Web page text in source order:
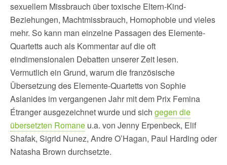
sexuellem Missbrauch über toxische Eltern-Kind-
Beziehungen, Machtmissbrauch, Homophobie und vieles
mehr. So kann man einzelne Passagen des Elemente-
Quartetts auch als Kommentar auf die oft
eindimensionalen Debatten unserer Zeit lesen.
Vermutlich ein Grund, warum die französische
Übersetzung des Elemente-Quartetts von Sophie
Aslanides im vergangenen Jahr mit dem Prix Femina
Étranger ausgezeichnet wurde und sich gegen die
übersetzten Romane u.a. von Jenny Erpenbeck, Elif
Shafak, Sigrid Nunez, Andre O’Hagan, Paul Harding oder
Natasha Brown durchsetzte.